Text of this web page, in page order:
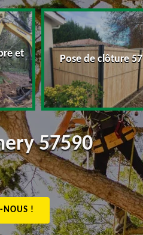
et
Pose de clôture 57
57590
NOUS !